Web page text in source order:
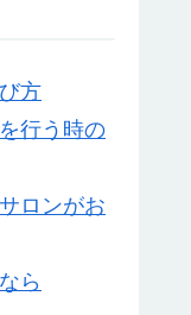
方
行う時の
ロンがお
ら